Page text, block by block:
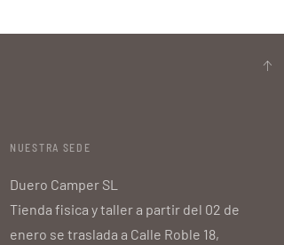
NUESTRA SEDE
Duero Camper SL
Tienda fisica y taller a partir del 02 de
enero se traslada a Calle Roble 18,